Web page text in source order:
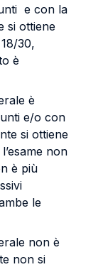
e con la
si ottiene
30,
è
è
e/o con
si ottiene
non
è più
le
non è
non si